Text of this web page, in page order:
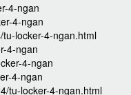
4-ngan
4-ngan
locker-4-ngan.html
4-ngan
4-ngan
4-ngan
tu-locker-4-ngan.html